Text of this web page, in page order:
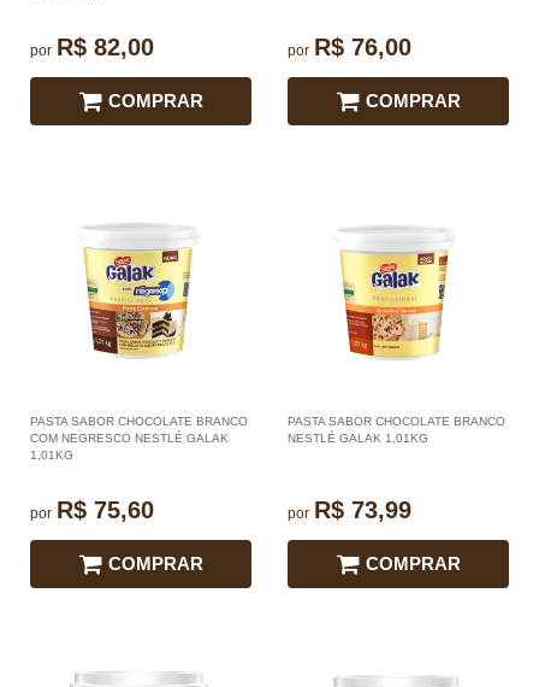
por R$ 82,00
COMPRAR
por R$ 76,00
COMPRAR
PASTA SABOR CHOCOLATE BRANCO
COM NEGRESCO NESTLÉ GALAK
1,01KG
por R$ 75,60
COMPRAR
PASTA SABOR CHOCOLATE BRANCO
NESTLÉ GALAK 1,01KG
por R$ 73,99
COMPRAR